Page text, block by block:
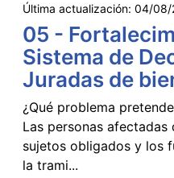
Última actualización: 04/08/
05 -
Sistema de
Juradas de
¿Qué problema
Las personas
sujetos obligados y los
la trami...